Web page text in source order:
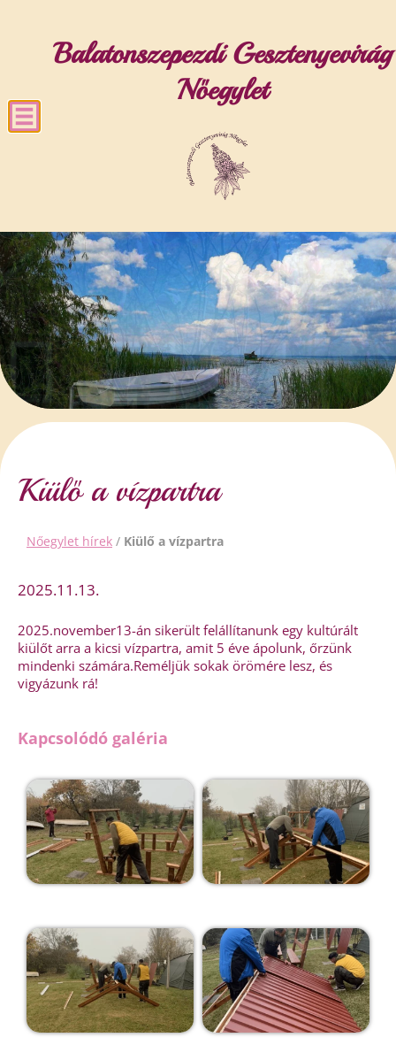
Balatonszepezdi Gesztenyevirág
Nőegylet
Kiülő a vízpartra
Nőegylet hírek / Kiülő a vízpartra
2025.11.13.
2025.november13-án sikerült felállítanunk egy kultúrált
kiülőt arra a kicsi vízpartra, amit 5 éve ápolunk, őrzünk
mindenki számára.Reméljük sokak örömére lesz, és
vigyázunk rá!
Kapcsolódó galéria